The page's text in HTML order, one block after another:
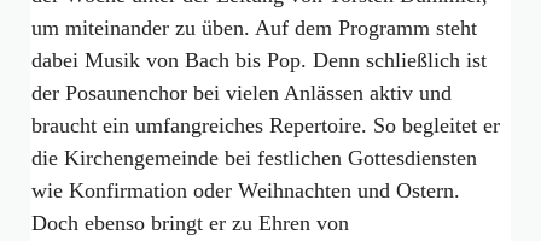
um miteinander zu üben. Auf dem Programm steht
dabei Musik von Bach bis Pop. Denn schließlich ist
der Posaunenchor bei vielen Anlässen aktiv und
braucht ein umfangreiches Repertoire. So begleitet er
die Kirchengemeinde bei festlichen Gottesdiensten
wie Konfirmation oder Weihnachten und Ostern.
Doch ebenso bringt er zu Ehren von